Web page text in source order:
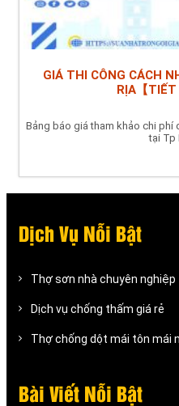
GIÁ THI CÔNG CÁCH
RỊA【TIẾT
Bảng báo giá tham khảo chi phí
tại Tp
Dịch Vụ Nỗi Bật
Thợ sơn nhà chuyên nghiệp
Dịch vụ chống thấm giá rẻ
Thợ chống dột mái tôn mái
Bài Viết Nỗi Bật